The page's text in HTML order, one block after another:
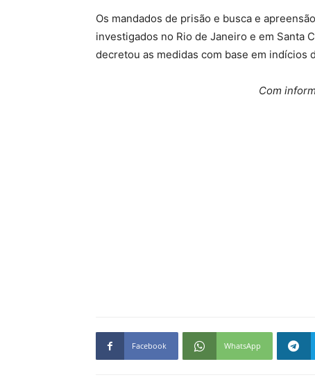
Os mandados de prisão e busca e
investigados no Rio de Janeiro e em Santa
decretou as medidas com base em indícios
Com
Facebook WhatsApp